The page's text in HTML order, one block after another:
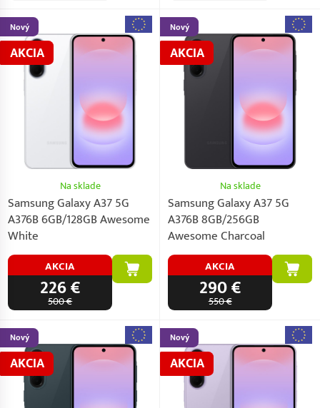
Nový
AKCIA
Na sklade
Samsung Galaxy A37 5G
A376B 6GB/128GB Awesome
White
AKCIA
226 €
500 €
Nový
AKCIA
Na sklade
Samsung Galaxy A37 5G
A376B 8GB/256GB
Awesome Charcoal
AKCIA
290 €
550 €
Nový
AKCIA
Nový
AKCIA